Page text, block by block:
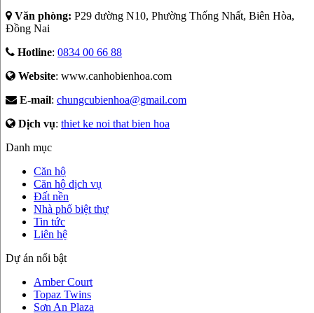
Văn phòng: P29 đường N10, Phường Thống Nhất, Biên Hòa,
Đồng Nai
Hotline: 0834 00 66 88
Website: www.canhobienhoa.com
E-mail: chungcubienhoa@gmail.com
Dịch vụ: thiet ke noi that bien hoa
Danh mục
Căn hộ
Căn hộ dịch vụ
Đất nền
Nhà phố biệt thự
Tin tức
Liên hệ
Dự án nổi bật
Amber Court
Topaz Twins
Sơn An Plaza